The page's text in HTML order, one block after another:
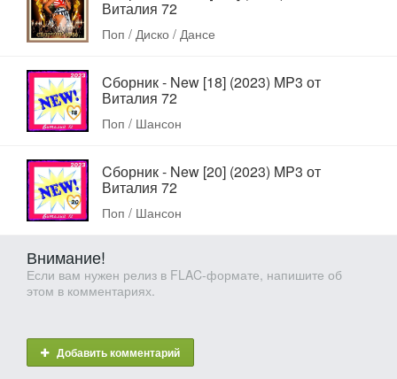
Виталия 72
Поп / Диско / Дансе
Cборник - New [18] (2023) MP3 от
Виталия 72
Поп / Шансон
Cборник - New [20] (2023) MP3 от
Виталия 72
Поп / Шансон
Внимание!
Если вам нужен релиз в FLAC-формате, напишите об
этом в комментариях.
Добавить комментарий